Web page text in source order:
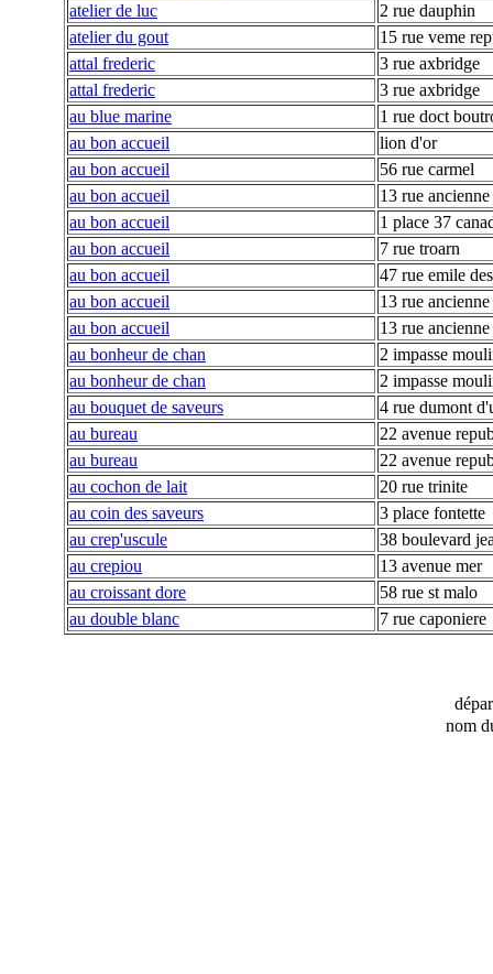
atelier de luc
2 rue dauphin
atelier du gout
15 rue veme
attal frederic
3 rue axbridge
attal frederic
3 rue axbridge
au blue marine
1 rue doct
au bon accueil
lion d'or
au bon accueil
56 rue carmel
au bon accueil
13 rue
au bon accueil
1 place 37
au bon accueil
7 rue troarn
au bon accueil
47 rue emile
au bon accueil
13 rue
au bon accueil
13 rue
au bonheur de chan
2 impasse
au bonheur de chan
2 impasse
au bouquet de saveurs
4 rue dumont
au bureau
22 avenue
au bureau
22 avenue
au cochon de lait
20 rue trinite
au coin des saveurs
3 place fontette
au crep'uscule
38 boulevard
au crepiou
13 avenue mer
au croissant dore
58 rue st malo
au double blanc
7 rue caponiere
nom